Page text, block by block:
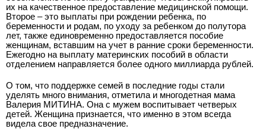
их на качественное предоставление медицинской помощи.
Второе – это выплаты при рождении ребенка, по
беременности и родам, по уходу за ребенком до полутора
лет, также единовременно предоставляется пособие
женщинам, вставшим на учет в ранние сроки беременности.
Ежегодно на выплату материнских пособий в области
отделением направляется более одного миллиарда рублей.
О том, что поддержке семей в последние годы стали
уделять много внимания, отметила и многодетная мама
Валерия МИТИНА. Она с мужем воспитывает четверых
детей. Женщина признается, что именно в этом всегда
видела свое предназначение.